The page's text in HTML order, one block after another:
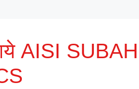
AISI